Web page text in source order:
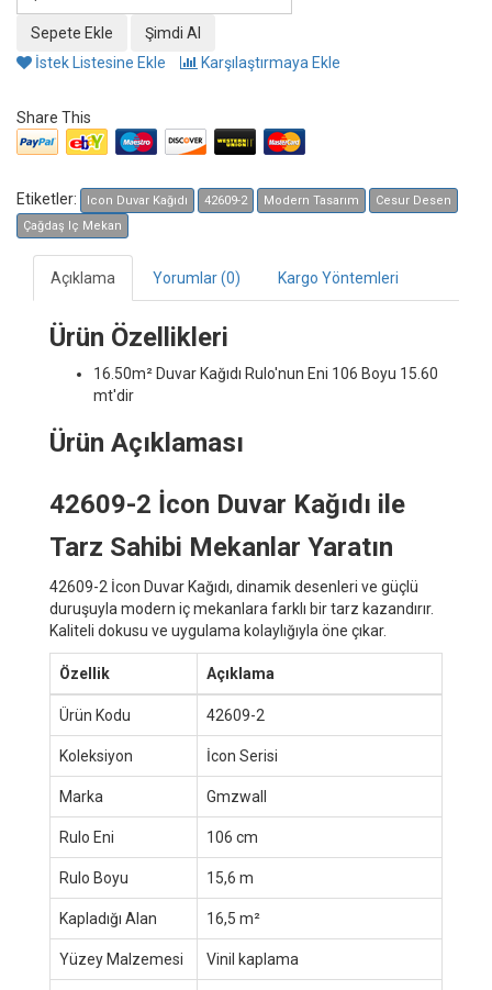
İstek Listesine Ekle Karşılaştırmaya Ekle
Share This
Etiketler: Icon Duvar Kağıdı 42609-2 Modern Tasarım
Cesur Desen
Çağdaş Iç Mekan
Açıklama Yorumlar (0) Kargo Yöntemleri
Ürün Özellikleri
16.50m² Duvar Kağıdı Rulo'nun Eni 106 Boyu 15.60
mt'dir
Ürün Açıklaması
42609-2 İcon Duvar Kağıdı ile
Tarz Sahibi Mekanlar Yaratın
42609-2 İcon Duvar Kağıdı, dinamik desenleri ve güçlü
duruşuyla modern iç mekanlara farklı bir tarz kazandırır.
Kaliteli dokusu ve uygulama kolaylığıyla öne çıkar.
Özellik Açıklama
Ürün Kodu 42609-2
Koleksiyon İcon Serisi
Marka Gmzwall
Rulo Eni 106 cm
Rulo Boyu 15,6 m
Kapladığı Alan 16,5 m²
Yüzey Malzemesi Vinil kaplama